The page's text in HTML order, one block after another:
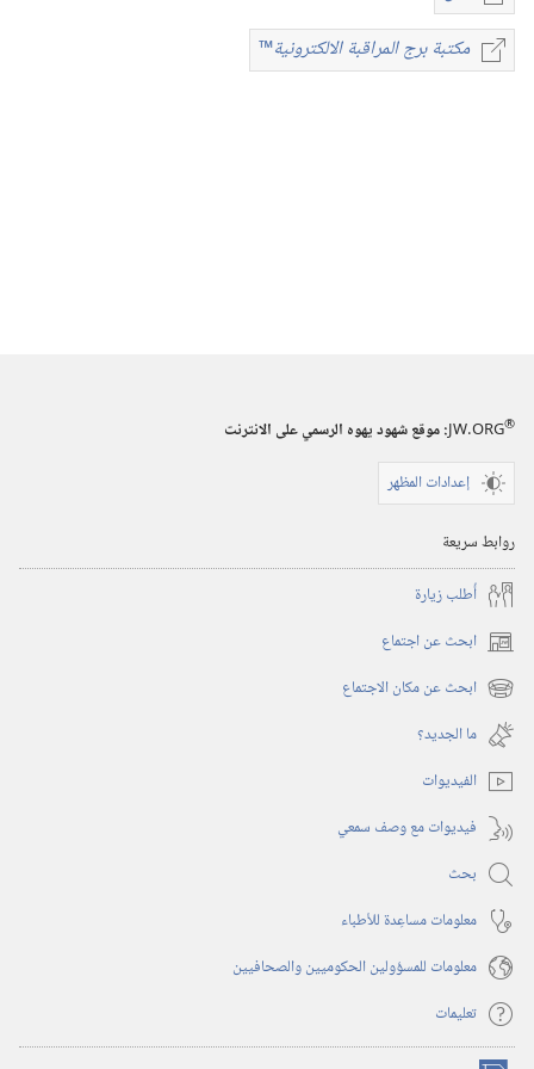
خيارات
تنزيل
الاصدارات
مكتبة برج المراقبة الالكترونية™
مكتبة
JW.ORG®
:‏ موقع شهود يهوه الرسمي على الانترنت
إعدادات المظهر
روابط سريعة
أُطلب زيارة
ابحث عن اجتماع (يفتح
نافذة ابحث عن مكان الاجتماع (يفتح
نافذة
جديدة)
ما الجديد؟‏
الفيديوات
فيديوات مع وصف سمعي
بحث
معلومات مساعِدة للأطباء
معلومات للمسؤولين الحكوميين والصحافيين
تعليمات